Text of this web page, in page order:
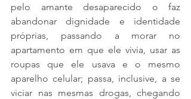
pelo amante desaparecido o faz
abandonar dignidade e identidade
próprias, passando a morar no
apartamento em que ele vivia, usar as
roupas que ele usava e o mesmo
aparelho celular; passa, inclusive, a se
viciar nas mesmas drogas, chegando